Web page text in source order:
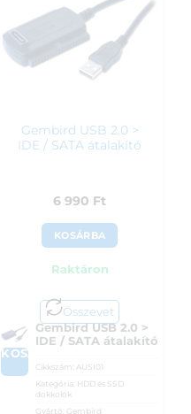
Gembird USB 2.0 >
IDE / SATA átalakító
6 990 Ft
KOSÁRBA
Raktáron
Összevet
KOSÁRBA
Gembird USB 2.0 >
IDE / SATA átalakító
Cikkszám: AUSI01
Kategória: HDD és SSD
dokkolók
Gyártó: Gembird